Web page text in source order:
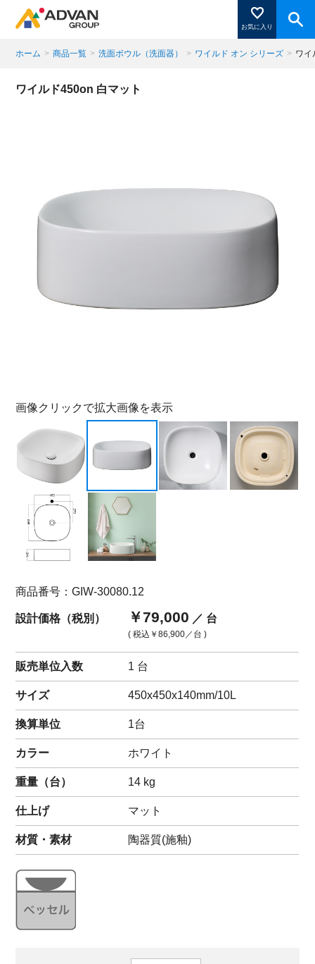
お気に入り
商品ページにある「お気に入り登録」を押すと登録した
ホーム > 商品一覧 > 洗面ボウル（洗面器） > ワイルド オン シリーズ > ワイ
ワイルド450on 白マット
画像クリックで拡大画像を表示
商品番号：GIW-30080.12
設計価格（税別） ￥79,000 ／ 台
( 税込 ￥86,900 ／台 )
販売単位入数 1 台
サイズ 450x450x140mm/10L
換算単位 1台
カラー ホワイト
重量（台） 14 kg
仕上げ マット
材質・素材 陶器質(施釉)